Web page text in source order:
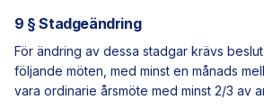
9 § Stadgeändring
För ändring av dessa stadgar krävs
följande möten, med minst en månads
vara ordinarie årsmöte med minst 2/3 av